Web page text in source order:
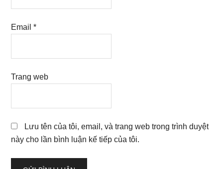
Email*
Trang web
Lưu tên của tôi, email, và trang web trong trình duyệt
này cho lần bình luận kế tiếp của tôi.